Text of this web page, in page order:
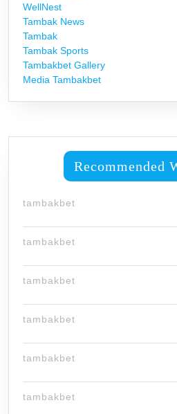
WellNest
Tambak News
Tambak
Tambak Sports
Tambakbet Gallery
Media Tambakbet
Recommended
tambakbet
tambakbet
tambakbet
tambakbet
tambakbet
tambakbet